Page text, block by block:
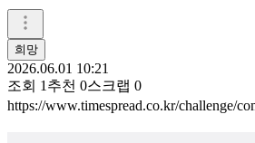
희망
2026.06.01 10:21
조회 1 추천 0스크랩 0
https://www.timespread.co.kr/challenge/